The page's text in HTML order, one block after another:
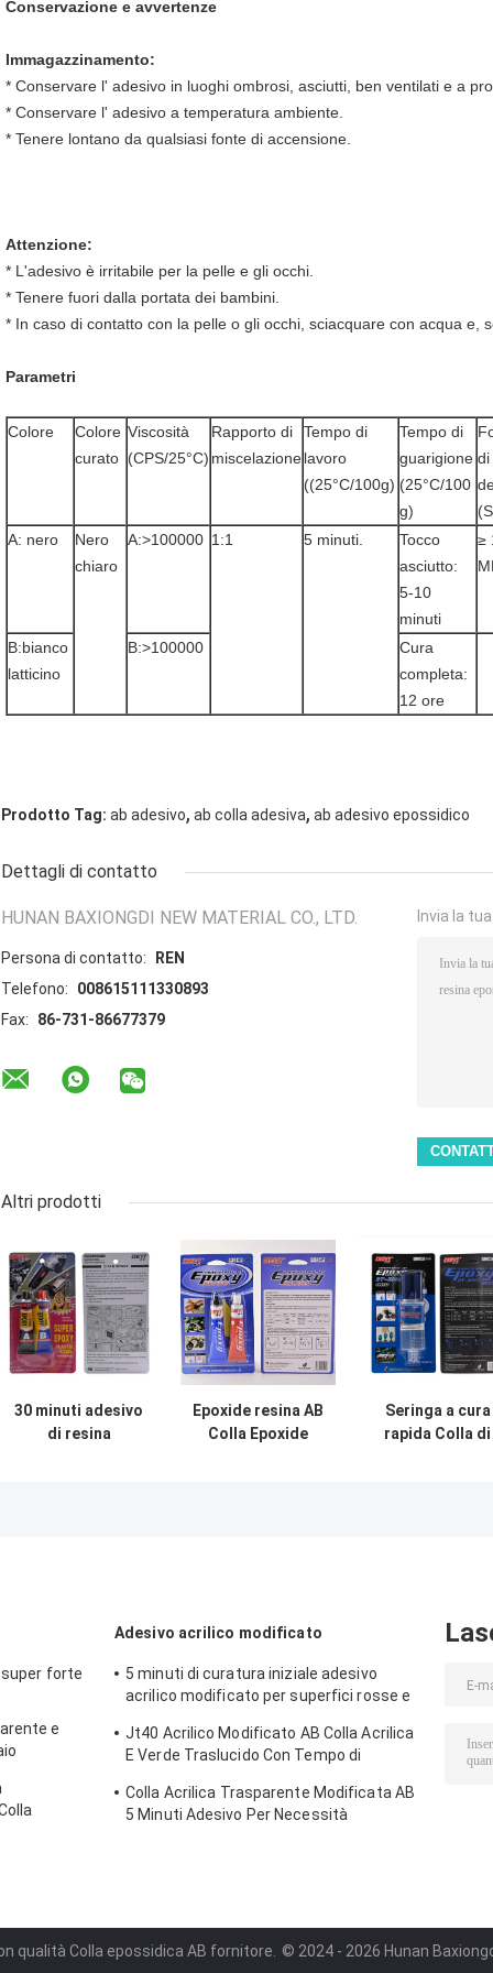
Conservazione e avvertenze
Immagazzinamento:
* Conservare l' adesivo in luoghi ombrosi, asciutti, ben ventilati e a
* Conservare l' adesivo a temperatura ambiente.
* Tenere lontano da qualsiasi fonte di accensione.
Attenzione:
* L'adesivo è irritabile per la pelle e gli occhi.
* Tenere fuori dalla portata dei bambini.
* In caso di contatto con la pelle o gli occhi, sciacquare con acqua e,
Parametri
Colore
Colore
curato
Viscosità
(CPS/25°C)
Rapporto di
miscelazione
Tempo di
lavoro
((25°C/100g)
Tempo di
guarigione
(25°C/100
g)
di
A: nero
Nero
chiaro
A:>100000 1:1 5 minuti.
Tocco
asciutto:
5-10
minuti
≥
B:bianco
latticino
B:>100000
Cura
completa:
12 ore
Prodotto Tag: ab adesivo, ab colla adesiva, ab adesivo epossidico
Dettagli di contatto
HUNAN BAXIONGDI NEW MATERIAL CO., LTD.
Persona di contatto:
REN
Telefono:
008615111330893
Fax:
86-731-86677379
Invia la
Altri prodotti
30 minuti adesivo
di resina
Epoxide resina AB
Colla Epoxide
Seringa a cura
rapida Colla di
forte
e
Adesivo acrilico modificato
5 minuti di curatura iniziale adesivo
acrilico modificato per superfici rosse e
Jt40 Acrilico Modificato AB Colla Acrilica
E Verde Traslucido Con Tempo di
Colla Acrilica Trasparente Modificata AB
5 Minuti Adesivo Per Necessità
qualità Colla epossidica AB fornitore. © 2024 - 2026 Hunan